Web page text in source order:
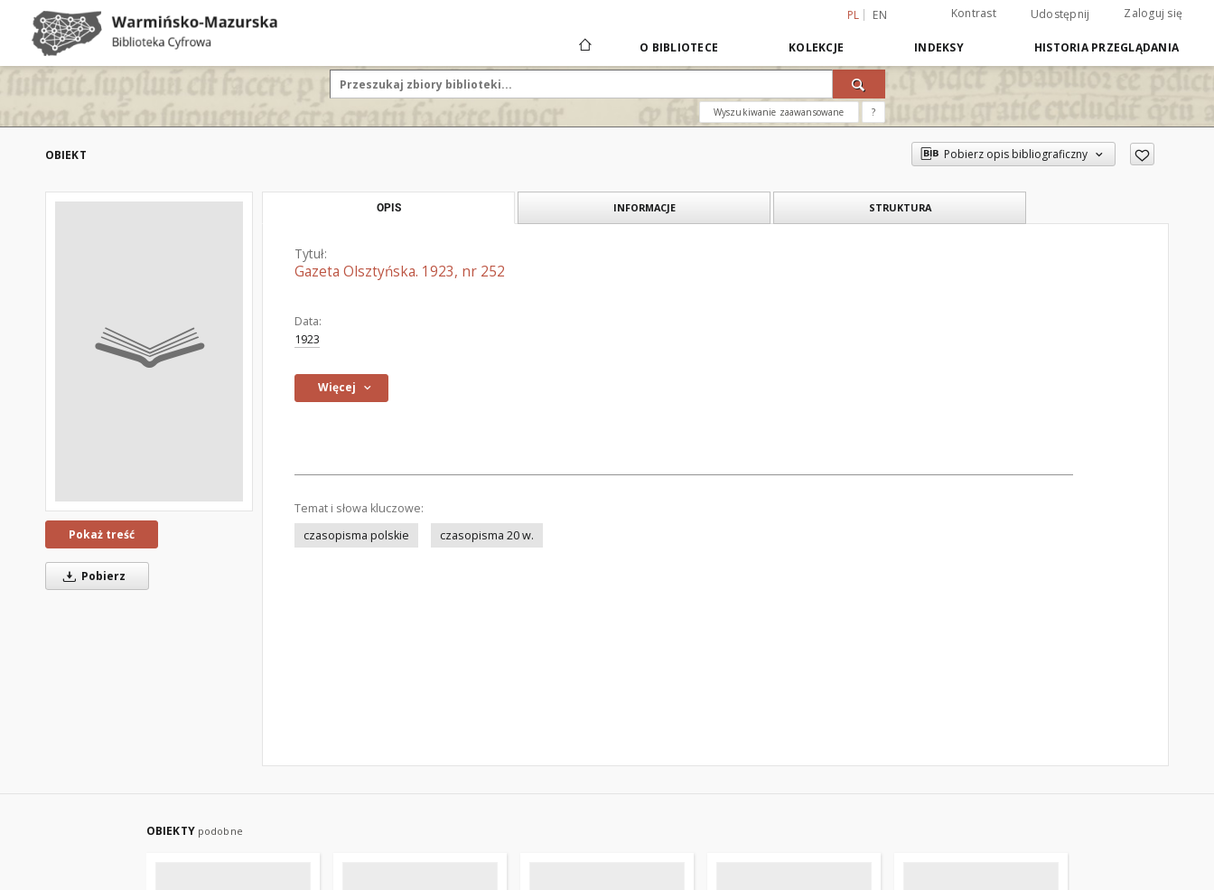
PL EN Kontrast Udostępnij Zaloguj się
O BIBLIOTECE KOLEKCJE INDEKSY HISTORIA PRZEGLĄDANIA
Wyszukiwanie zaawansowane ?
OBIEKT Pobierz opis bibliograficzny
Pokaż treść
Pobierz
OPIS INFORMACJE STRUKTURA
Tytuł:
Gazeta Olsztyńska. 1923, nr 252
Data:
1923
Więcej
Temat i słowa kluczowe:
czasopisma polskie
czasopisma 20 w.
OBIEKTY podobne